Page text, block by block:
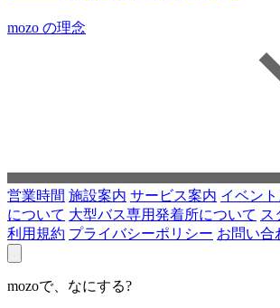
mozo の理念
営業時間 施設案内 サービス案内 イベン
について 大型バス専用発着所について ス
利用規約 プライバシーポリシー お問い合
mozoで、なにする?